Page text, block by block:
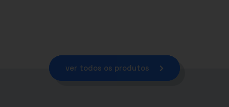
ver todos os produtos